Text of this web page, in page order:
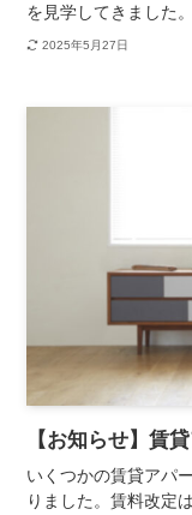
を見学してきました。
2025年5月27日
【お知らせ】賃
いくつかの賃貸アパ
りました。賃料改定